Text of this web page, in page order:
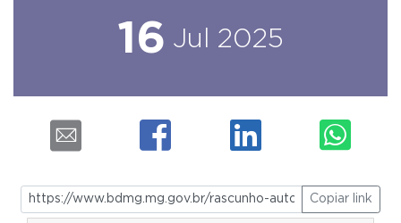
16 Jul 2025
Copiar link